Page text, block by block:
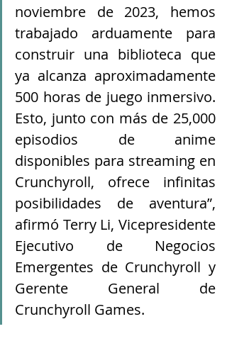
noviembre de 2023, hemos
trabajado arduamente para
construir una biblioteca que
ya alcanza aproximadamente
500 horas de juego inmersivo.
Esto, junto con más de 25,000
episodios de anime
disponibles para streaming en
Crunchyroll, ofrece infinitas
posibilidades de aventura”,
afirmó Terry Li, Vicepresidente
Ejecutivo de Negocios
Emergentes de Crunchyroll y
Gerente General de
Crunchyroll Games.